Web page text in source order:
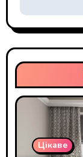
г
а
ц
і
Цікаве